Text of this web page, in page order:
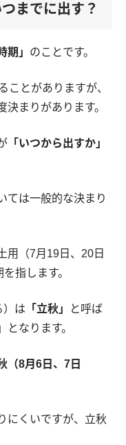
までに出す？
期」 のことです。
ことがありますが、
まりがあります。
「いつから出すか」
ては一般的な決まり
用（7月19日、20日
指します。
）は 「立秋」
と呼ば
なります。
（8月6日、7日
にくいですが、立秋